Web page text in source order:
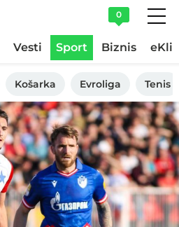
0
Vesti Sport Biznis
Košarka Evroliga Tenis